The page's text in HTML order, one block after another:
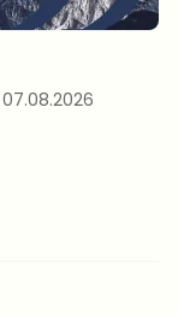
07.08.2026